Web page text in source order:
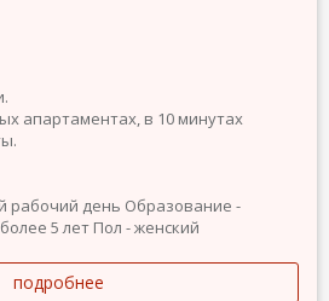
апартаментах, в 10 минутах
рабочий день Образование -
5 лет Пол - женский
подробнее